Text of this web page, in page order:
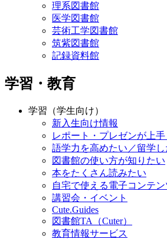
理系図書館
医学図書館
芸術工学図書館
筑紫図書館
記録資料館
学習・教育
学習（学生向け）
新入生向け情報
レポート・プレゼンが上
語学力を高めたい／留学し
図書館の使い方が知りたい
本をたくさん読みたい
自宅で使える電子コンテン
講習会・イベント
Cute.Guides
図書館TA（Cuter）
教育情報サービス